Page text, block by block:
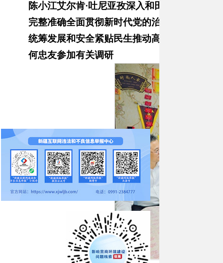
陈小江艾尔肯·吐尼亚孜深入和田阿克苏和兵
完整准确全面贯彻新时代党的治疆方略
统筹发展和安全紧贴民生推动高质量发展
何忠友参加有关调研